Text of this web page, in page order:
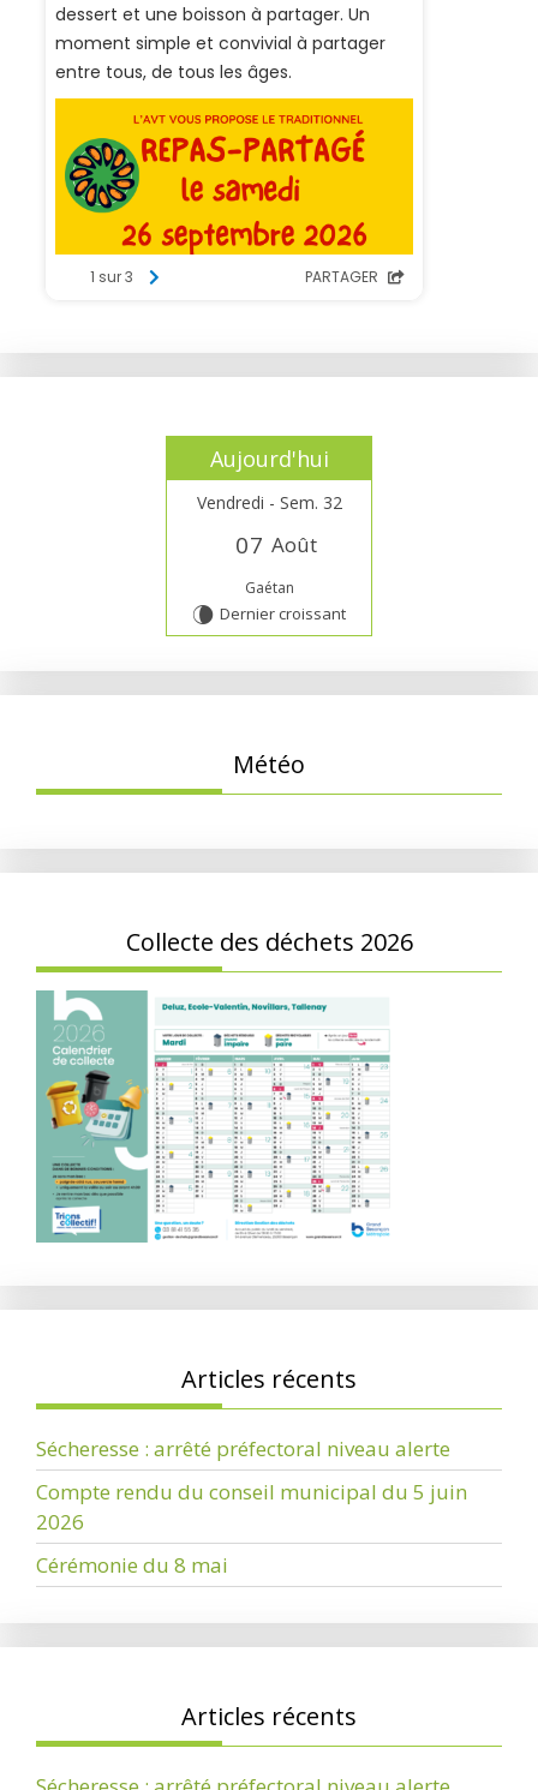
Aujourd'hui
Vendredi - Sem. 32
07 Août
Gaétan
V Dernier croissant
Météo
Collecte des déchets 2026
Articles récents
Sécheresse : arrêté préfectoral niveau alerte
Compte rendu du conseil municipal du 5 juin
2026
Cérémonie du 8 mai
Articles récents